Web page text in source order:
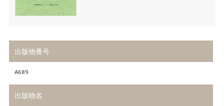
出版物番号
A689
出版物名